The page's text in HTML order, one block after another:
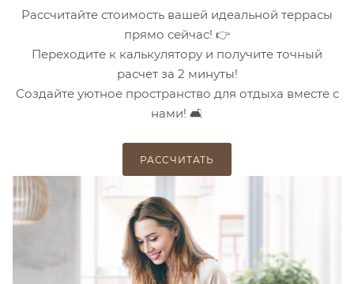
Рассчитайте стоимость вашей идеальной террасы
прямо сейчас! 👉
Переходите к калькулятору и получите точный
расчет за 2 минуты!
Создайте уютное пространство для отдыха вместе с
нами! 🛋️
РАССЧИТАТЬ